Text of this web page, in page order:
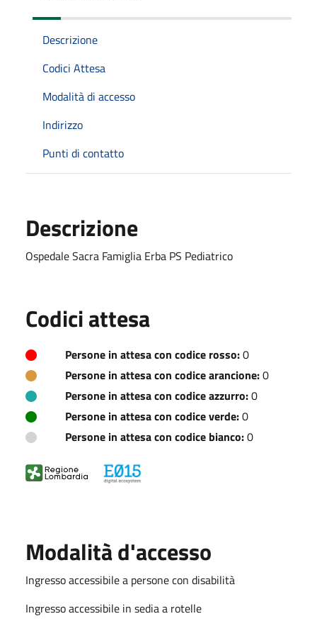
Descrizione
Codici Attesa
Modalità di accesso
Indirizzo
Punti di contatto
Descrizione
Ospedale Sacra Famiglia Erba PS Pediatrico
Codici attesa
Persone in attesa con codice rosso:0
Persone in attesa con codice arancione:0
Persone in attesa con codice azzurro:0
Persone in attesa con codice verde:0
Persone in attesa con codice bianco:0
Modalità d'accesso
Ingresso accessibile a persone con disabilità
Ingresso accessibile in sedia a rotelle